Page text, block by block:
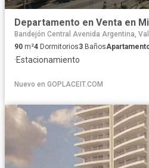
Departamento en Venta en
Bandejón Central Avenida Argentina,
90 m²4 Dormitorios3 Baños
·Estacionamiento
Nuevo en GOPLACEIT.COM